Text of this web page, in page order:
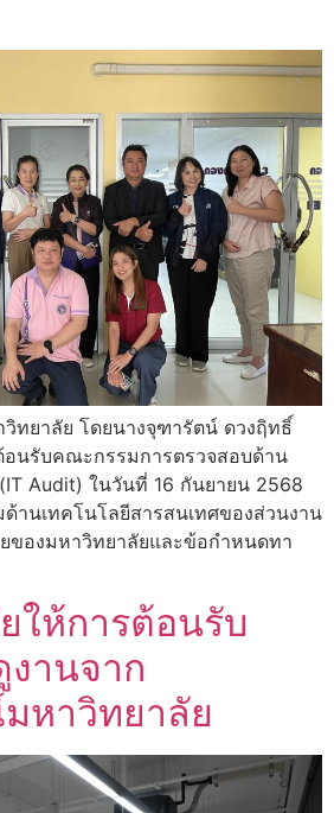
ทยาลัย โดยนางจุฑารัตน์ ดวงฤิทธิ์
อนรับคณะกรรมการตรวจสอบด้าน
Audit) ในวันที่ 16 กันยายน 2568
านเทคโนโลยีสารสนเทศของส่วนงาน
ของมหาวิทยาลัยและข้อกำหนดทา
ให้การต้อนรับ
านจาก
หาวิทยาลัย